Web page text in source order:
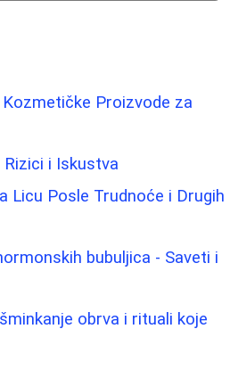
Proizvode za
i Iskustva
Licu Posle Trudnoće i Drugih
bubuljica - Saveti i
obrva i rituali koje